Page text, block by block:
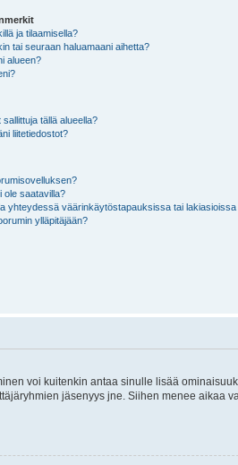
ja tilaamisella?
tai seuraan haluamaani aihetta?
alueen?
tällä alueella?
liitetiedostot?
ole saatavilla?
yhteydessä väärinkäytöstapauksissa tai
ylläpitäjään?
voi kuitenkin antaa sinulle lisää
jäsenyys jne. Siihen menee aikaa